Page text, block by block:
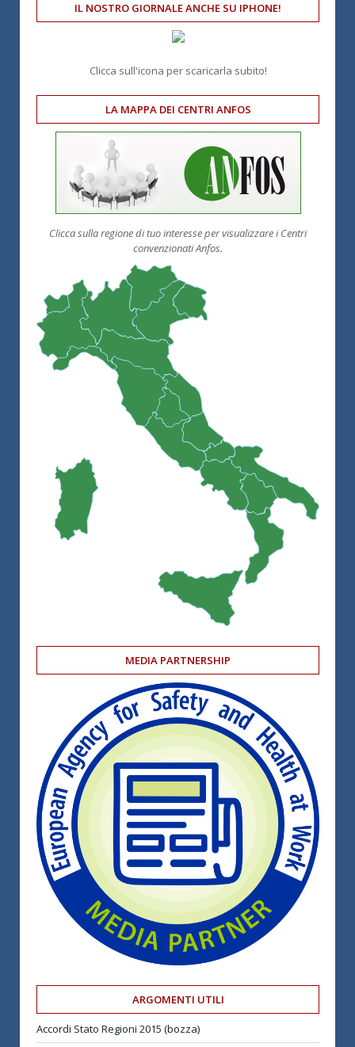
IL NOSTRO GIORNALE ANCHE SU IPHONE!
Clicca sull'icona per scaricarla subito!
LA MAPPA DEI CENTRI ANFOS
Clicca sulla regione di tuo interesse per visualizzare i Centri
convenzionati Anfos.
MEDIA PARTNERSHIP
ARGOMENTI UTILI
Accordi Stato Regioni 2015 (bozza)